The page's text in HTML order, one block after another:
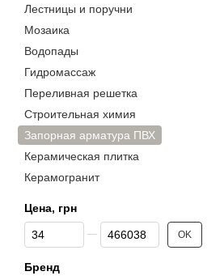
Лестницы и поручни
Мозаика
Водопады
Гидромассаж
Переливная решетка
Строительная химия
Запорная арматура ПВХ
Керамическая плитка
Керамогранит
Цена, грн
От Цена, грн
До Цена, грн OK
Бренд